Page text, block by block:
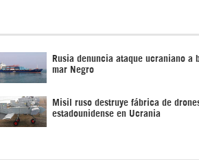
Rusia denuncia ataque ucraniano a
mar Negro
Misil ruso destruye fábrica de
estadounidense en Ucrania